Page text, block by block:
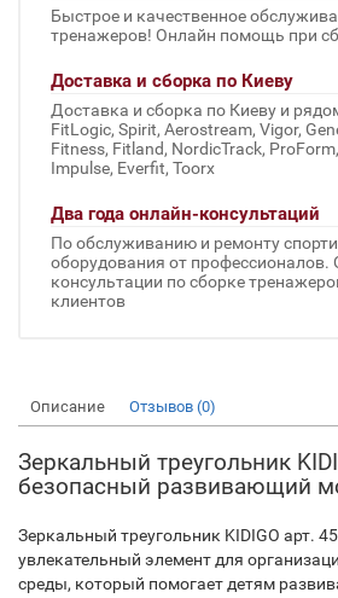
Быстрое и качественное
тренажеров! Онлайн помощь при
Доставка и сборка по Киеву
Доставка и сборка по Киеву и
FitLogic, Spirit, Aerostream, Vigor,
Fitness, Fitland, NordicTrack,
Impulse, Everfit, Toorx
Два года онлайн-консультаций
По обслуживанию и ремонту
оборудования от профессионалов.
консультации по сборке
клиентов
Описание Отзывов (0)
Зеркальный треугольник
безопасный развивающий
Зеркальный треугольник KIDIGO арт.
увлекательный элемент для
среды, который помогает детям